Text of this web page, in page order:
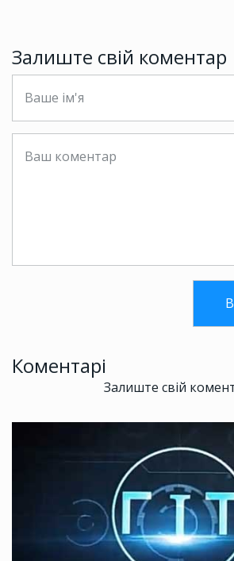
Залиште свій коментар
Коментарі
Залиште свій